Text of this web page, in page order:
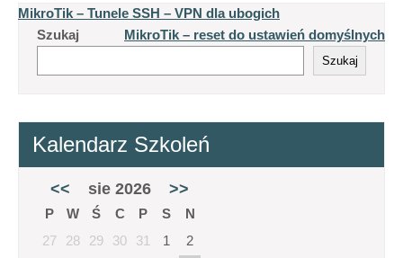
Nawigacja
wpisu
MikroTik – Tunele SSH – VPN dla ubogich
MikroTik – reset do ustawień domyślnych
Szukaj
Szukaj
Kalendarz Szkoleń
<< sie 2026 >>
P W Ś C P S
N
27
28 29 30 31 1
2